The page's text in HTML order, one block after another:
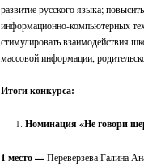
развитие русского языка;
информационно-компьютерных
стимулировать взаимодействия
массовой информации,
Итоги конкурса:
Номинация «Не говори
1 место —Переверзева Галина